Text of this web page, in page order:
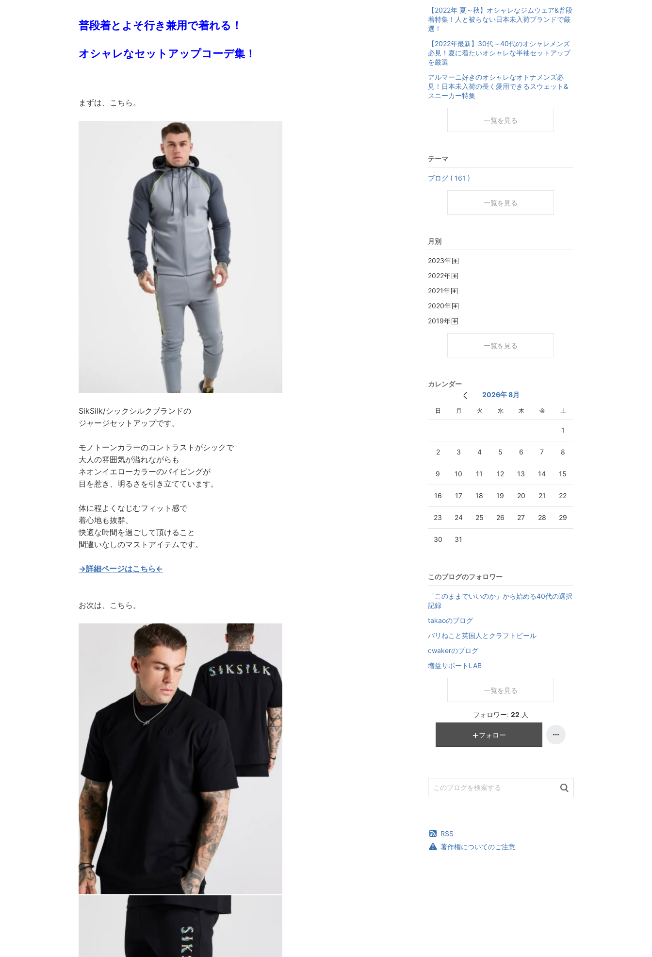
普段着とよそ行き兼用で着れる！
オシャレなセットアップコーデ集！
まずは、こちら。
SikSilk/シックシルクブランドの
ジャージセットアップです。
モノトーンカラーのコントラストがシックで
大人の雰囲気が溢れながらも
ネオンイエローカラーのパイピングが
目を惹き、明るさを引き立てています。
体に程よくなじむフィット感で
着心地も抜群、
快適な時間を過ごして頂けること
間違いなしのマストアイテムです。
→詳細ページはこちら←
お次は、こちら。
【2022年 夏～秋】オシャレなジムウェア&普段
着特集！人と被らない日本未入荷ブランドで厳
選！
【2022年最新】30代～40代のオシャレメンズ
必見！夏に着たいオシャレな半袖セットアップ
を厳選
アルマーニ好きのオシャレなオトナメンズ必
見！日本未入荷の長く愛用できるスウェット&
スニーカー特集
一覧を見る
テーマ
ブログ ( 161 )
一覧を見る
月別
2023年
2022年
2021年
2020年
2019年
一覧を見る
カレンダー
2026年 8月
日 月 火 水 木 金 土
1
2 3 4 5 6 7 8
9 10 11 12 13 14 15
16 17 18 19 20 21 22
23 24 25 26 27 28 29
30 31
このブログのフォロワー
「このままでいいのか」から始める40代の選択
記録
takaoのブログ
バリねこと英国人とクラフトビール
cwakerのブログ
増益サポートLAB
一覧を見る
フォロワー: 22 人
フォロー
RSS
著作権についてのご注意